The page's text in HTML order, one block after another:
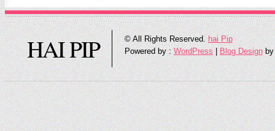
HAI PIP © All Rights Reserved. hai Pip
Powered by : WordPress Blog Design